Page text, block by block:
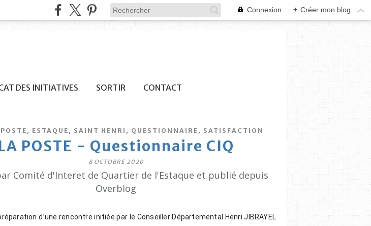
Connexion + Créer mon blog
DES INITIATIVES SORTIR CONTACT
, ESTAQUE , SAINT HENRI , QUESTIONNAIRE , SATISFACTION
POSTE - Questionnaire CIQ
8 OCTOBRE 2020
Comité d'Interet de Quartier de l'Estaque et publié depuis
Overblog
d’une rencontre initiée par le Conseiller Départemental Henri JIBRAYEL